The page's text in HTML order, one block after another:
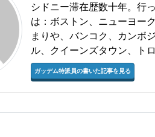
シドニー滞在歴数十年。行
は：ボストン、ニューヨー
まりや、バンコク、カンボ
ル、クイーンズタウン、ト
ガッデム特派員の書いた記事を見る